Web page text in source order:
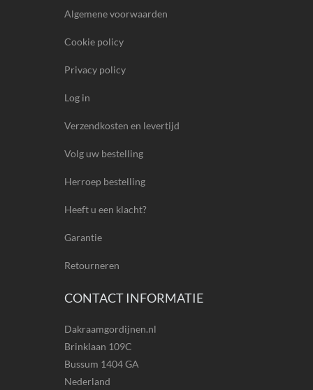
Algemene voorwaarden
Cookie policy
Privacy policy
Log in
Verzendkosten en levertijd
Volg uw bestelling
Herroep bestelling
Heeft u een klacht?
Garantie
Retourneren
CONTACT INFORMATIE
Dakraamgordijnen.nl
Brinklaan 109C
Bussum 1404 GA
Nederland